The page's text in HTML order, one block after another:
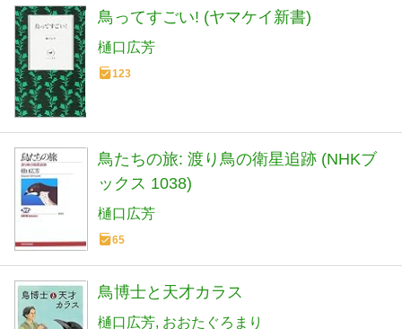
鳥ってすごい! (ヤマケイ新書)
樋口広芳
123
鳥たちの旅: 渡り鳥の衛星追跡 (NHKブ
ックス 1038)
樋口広芳
65
鳥博士と天才カラス
樋口広芳 おおたぐろまり